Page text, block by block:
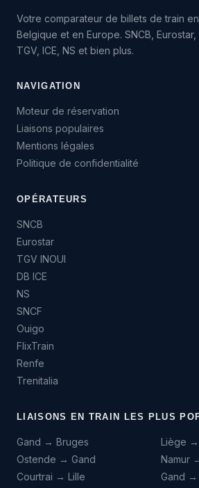
Votre comparateur de billets de train en
Belgique et en Europe. SNCB, Eurostar,
TGV, ICE, NS et bien plus.
NAVIGATION
Moteur de réservation
Liaisons populaires
Mentions légales
Politique de confidentialité
OPÉRATEURS
SNCB
Eurostar
TGV INOUI
DB ICE
NS
SNCF
Ouigo
FlixTrain
Renfe
Trenitalia
LIAISONS EN TRAIN LES PLUS
Gand → Bruges
Ostende → Gand
Courtrai → Lille
Liège →
Namur
Gand →